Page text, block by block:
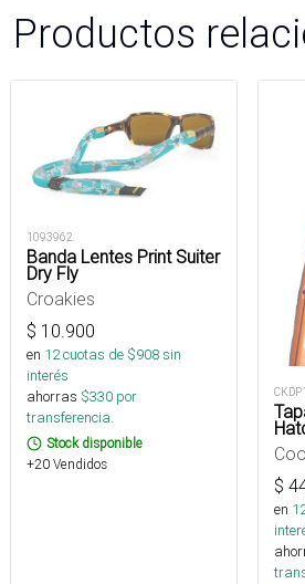
Productos
1093962
Banda Lentes Print Suiter
Dry Fly
Croakies
$ 10.900
en 12cuotas de $908sin
interés
ahorras $330 por
transferencia.
Stock disponible
+20 Vendidos
$
en